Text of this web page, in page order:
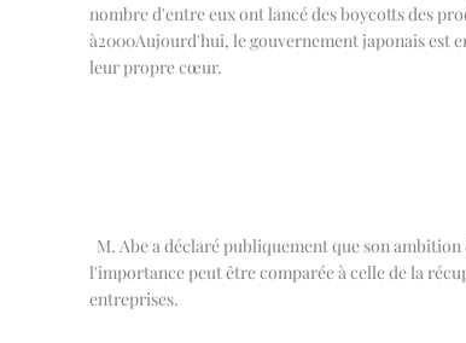
nombre d'entre eux ont lancé des boycotts des
à2000Aujourd'hui, le gouvernement japonais est
leur propre cœur.
M. Abe a déclaré publiquement que son
l'importance peut être comparée à celle de la
entreprises.